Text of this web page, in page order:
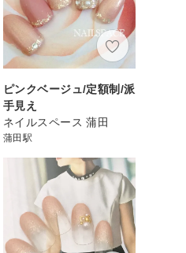
ピンクベージュ/定額制/派
手見え
ネイルスペース 蒲田
蒲田駅